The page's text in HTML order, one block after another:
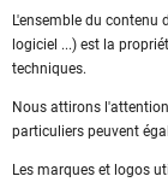
L'ensemble du contenu
logiciel ...) est la
techniques.
Nous attirons
particuliers peuvent
Les marques et logos